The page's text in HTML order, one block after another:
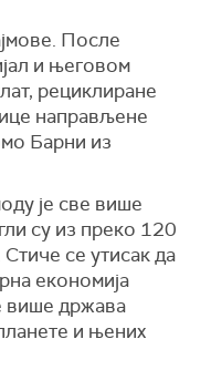
После
и његовом
рециклиране
направљене
Барни из
је све више
су из преко 120
се утисак да
економија
више држава
и њених